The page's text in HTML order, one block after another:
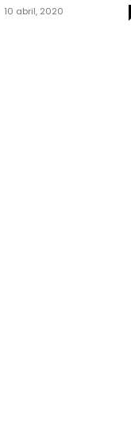
10 abril, 2020